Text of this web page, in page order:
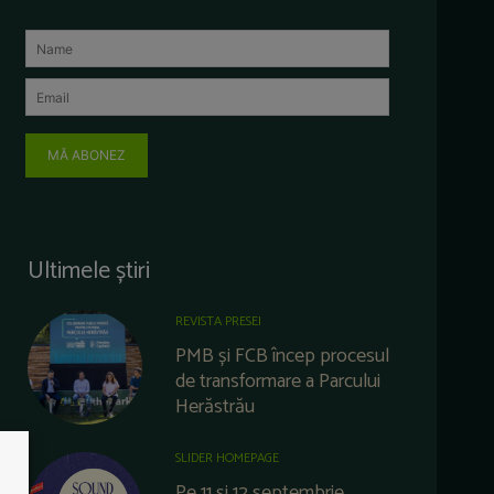
MĂ ABONEZ
Ultimele știri
REVISTA PRESEI
PMB și FCB încep procesul
de transformare a Parcului
Herăstrău
SLIDER HOMEPAGE